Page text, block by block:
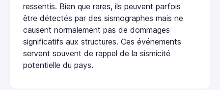
ressentis. Bien que rares, ils peuvent parfois
être détectés par des sismographes mais ne
causent normalement pas de dommages
significatifs aux structures. Ces événements
servent souvent de rappel de la sismicité
potentielle du pays.